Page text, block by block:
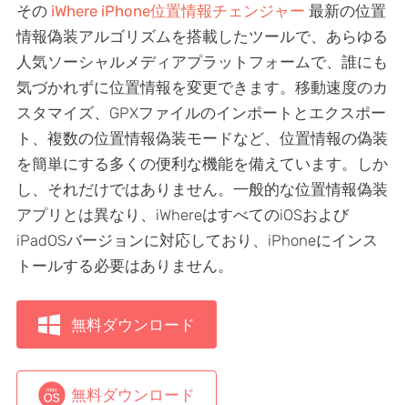
その iWhere iPhone位置情報チェンジャー 最新の位置
情報偽装アルゴリズムを搭載したツールで、あらゆる
人気ソーシャルメディアプラットフォームで、誰にも
気づかれずに位置情報を変更できます。移動速度のカ
スタマイズ、GPXファイルのインポートとエクスポー
ト、複数の位置情報偽装モードなど、位置情報の偽装
を簡単にする多くの便利な機能を備えています。しか
し、それだけではありません。一般的な位置情報偽装
アプリとは異なり、iWhereはすべてのiOSおよび
iPadOSバージョンに対応しており、iPhoneにインス
トールする必要はありません。
無料ダウンロード
無料ダウンロード